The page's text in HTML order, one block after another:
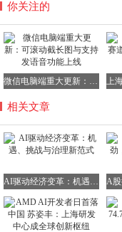
尽管前景广阔，但AI
言，当前AI应用仍集
落地尚需5-10年周期
你关注的
微信电脑端重大更新：可滚动截长图与支持发语音功能上线
相关文章
AI驱动经济变革：机遇、挑战与治理新范式